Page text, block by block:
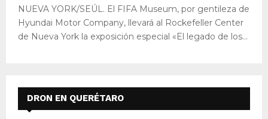
NUEVA YORK/SEÚL. El FIFA Museum, por gentileza de
Hyundai Motor Company, llevará al Rockefeller Center
de Nueva York la exposición especial «El legado de los...
DRON EN QUERÉTARO